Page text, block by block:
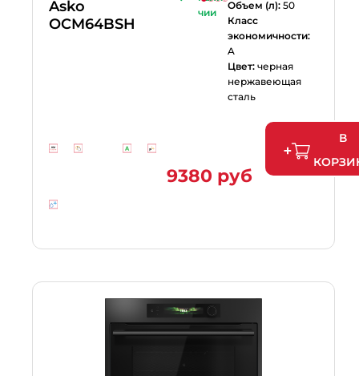
Asko
OCM64BSH
чии
Объем (л): 50
Класс
экономичности:
A
Цвет: черная
нержавеющая
сталь
9380 руб
В